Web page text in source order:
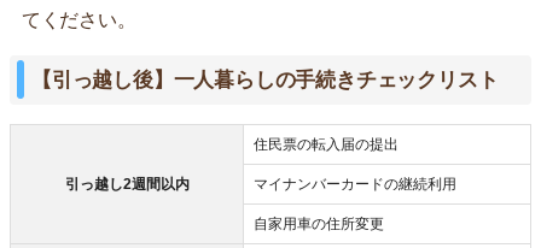
てください。
【引っ越し後】一人暮らしの手続きチェックリスト
引っ越し2週間以内
住民票の転入届の提出
マイナンバーカードの継続利用
自家用車の住所変更